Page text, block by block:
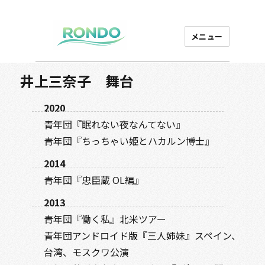
ロンド
芸能プロダクション
メニュー
井上三奈子 舞台
2020
青年団『眠れない夜なんてない』
青年団『ちっちゃい姫とハカルン博士』
2014
青年団『忠臣蔵 OL編』
2013
青年団『働く私』北米ツアー
青年団アンドロイド版『三人姉妹』スペイン、
台湾、モスクワ公演